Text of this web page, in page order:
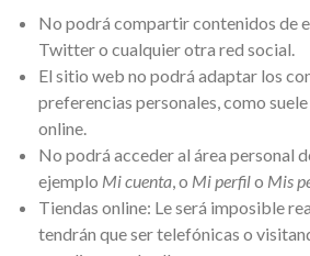
No podrá compartir contenidos de
Twitter o cualquier otra red social.
El sitio web no podrá adaptar los
preferencias personales, como
online.
No podrá acceder al área personal
ejemplo Mi cuenta , o Mi perfilo Mis
Tiendas online: Le será imposible
tendrán que ser telefónicas o